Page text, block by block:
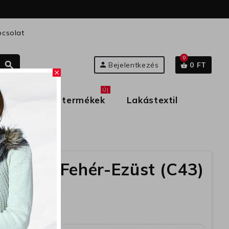
search person Bejelentkezés shopping_basket
0
0 FT
Új termékek
ÚJ
Lakástextil
Fehér-Ezüst (C43)
close